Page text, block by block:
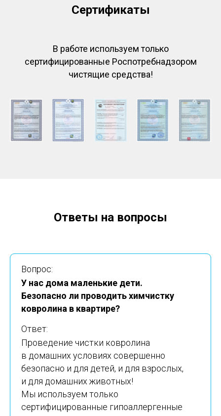
Сертификаты
В работе используем только
сертифицированные Роспотребнадзором
чистящие средства!
Ответы на вопросы
Вопрос:
У нас дома маленькие дети.
Безопасно ли проводить химчистку
ковролина в квартире?
Ответ:
Проведение чистки ковролина
в домашних условиях совершенно
безопасно и для детей, и для взрослых,
и для домашних животных!
Мы используем только
сертифицированные гипоаллергенные